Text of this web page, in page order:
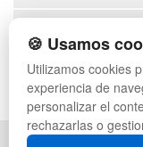
Sobrantes
Estanterias
🍪 Usamos
Utilizamos cookies
experiencia de
personalizar el
rechazarlas o